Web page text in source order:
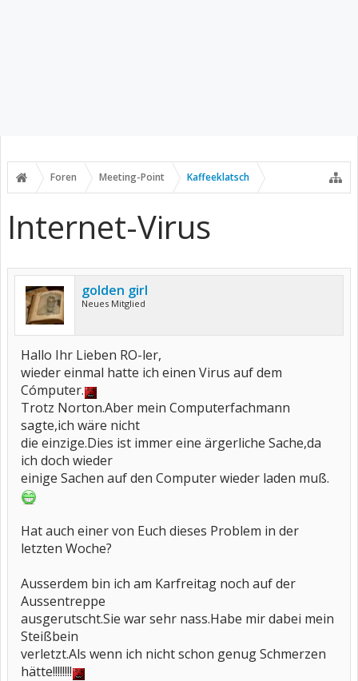
Foren Meeting-Point Kaffeeklatsch
Internet-Virus
golden girl
Neues Mitglied
Hallo Ihr Lieben RO-ler,
wieder einmal hatte ich einen Virus auf dem
Cómputer.
Trotz Norton.Aber mein Computerfachmann
sagte,ich wäre nicht
die einzige.Dies ist immer eine ärgerliche Sache,da
ich doch wieder
einige Sachen auf den Computer wieder laden muß.
Hat auch einer von Euch dieses Problem in der
letzten Woche?
Ausserdem bin ich am Karfreitag noch auf der
Aussentreppe
ausgerutscht.Sie war sehr nass.Habe mir dabei mein
Steißbein
verletzt.Als wenn ich nicht schon genug Schmerzen
hätte!!!!!!!!